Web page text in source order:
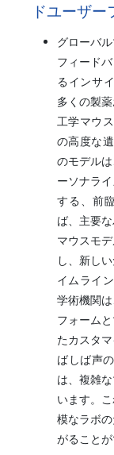
ドユーザー
グローバ
フィード
るインサ
多くの製
工学マウ
の高度な
のモデル
ーソナラ
する、前
ば、主要
マウスモ
し、新し
イムライ
学術機関
フォーム
たカスタ
ばしば声
は、複雑
います。
模なラボ
がることが